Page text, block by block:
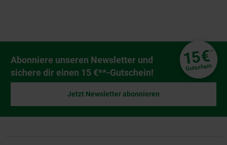
Newsletter Anmeldung
Abonniere unseren Newsletter und
sichere dir einen 15 €**-Gutschein!
15€**
Gutschein
Jetzt Newsletter abonnieren